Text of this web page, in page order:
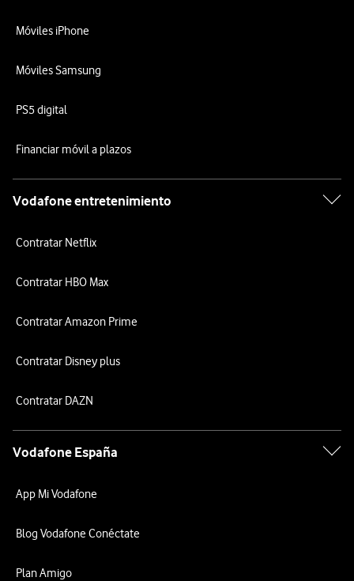
Móviles iPhone
Móviles Samsung
PS5 digital
Financiar móvil a plazos
Vodafone entretenimiento
Contratar Netflix
Contratar HBO Max
Contratar Amazon Prime
Contratar Disney plus
Contratar DAZN
Vodafone España
App Mi Vodafone
Blog Vodafone Conéctate
Plan Amigo